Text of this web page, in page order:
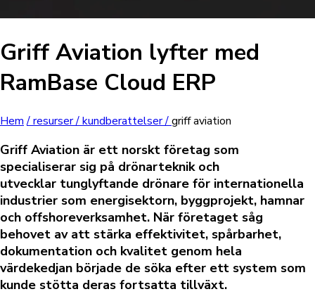
Griff Aviation lyfter med
RamBase Cloud ERP
Hem /resurser /kundberattelser /griff aviation
Griff Aviation är ett norskt företag som
specialiserar sig på drönarteknik och
utvecklar tunglyftande drönare för internationella
industrier som energisektorn, byggprojekt, hamnar
och offshoreverksamhet. När företaget såg
behovet av att stärka effektivitet, spårbarhet,
dokumentation och kvalitet genom hela
värdekedjan började de söka efter ett system som
kunde stötta deras fortsatta tillväxt.